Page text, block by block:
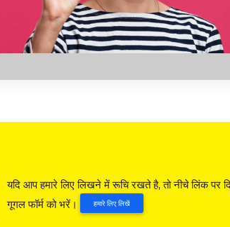
यदि आप हमारे लिए लिखने में रूचि रखते है, तो नीचे लिंक पर
गूगल फॉर्म को भरें।
हमारे लिए लिखें